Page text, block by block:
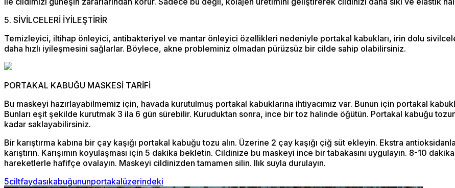
5. SİVİLCELERİ İYİLEŞTİRİR
Temizleyici, iltihap önleyici, antibakteriyel ve mantar önleyici özellikleri nedeniyle portakal kabukları, irin dolu
daha hızlı iyileşmesini sağlarlar. Böylece, akne probleminiz olmadan pürüzsüz bir cilde sahip olabilirsiniz.
PORTAKAL KABUĞU MASKESİ TARİFİ
Bu maskeyi hazırlayabilmemiz için, havada kurutulmuş portakal kabuklarına ihtiyacımız var. Bunun için portakal
Bunları eşit şekilde kurutmak 3 ila 6 gün sürebilir. Kuruduktan sonra, ince bir toz halinde öğütün. Portakal kabuğu
kadar saklayabilirsiniz.
Bir karıştırma kabına bir çay kaşığı portakal kabuğu tozu alın. Üzerine 2 çay kaşığı çiğ süt ekleyin. Ekstra
karıştırın. Karışımın koyulaşması için 5 dakika bekletin. Cildinize bu maskeyi ince bir tabakasını uygulayın. 8-10
hareketlerle hafifçe ovalayın. Maskeyi cildinizden tamamen silin. Ilık suyla durulayın.
5ciltfaydasıkabuğununportakalüzerindeki